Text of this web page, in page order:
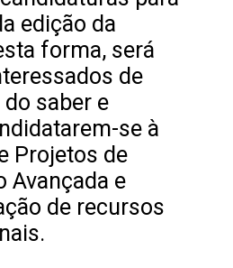
edição da
forma, será
de
saber e
se à
Projetos de
Avançada e
de recursos